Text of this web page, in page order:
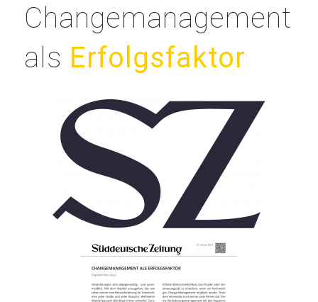
Changemanagement
als Erfolgsfaktor